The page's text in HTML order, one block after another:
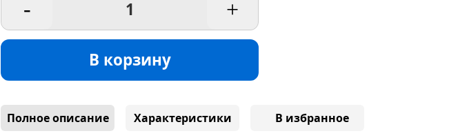
- +
В корзину
Полное описание Характеристики
В избранное